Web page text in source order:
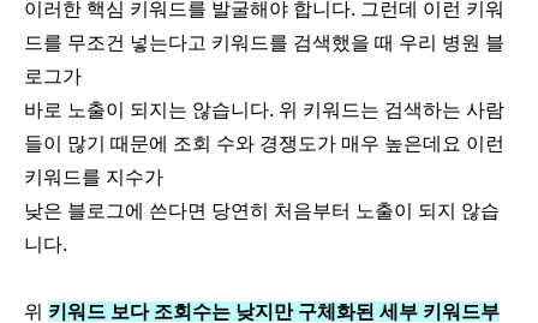
이러한 핵심 키워드를 발굴해야 합니다. 그런데 이런 키워
드를 무조건 넣는다고 키워드를 검색했을 때 우리 병원 블
로그가
바로 노출이 되지는 않습니다. 위 키워드는 검색하는 사람
들이 많기 때문에 조회 수와 경쟁도가 매우 높은데요 이런
키워드를 지수가
낮은 블로그에 쓴다면 당연히 처음부터 노출이 되지 않습
니다.
위 키워드 보다 조회수는 낮지만 구체화된 세부 키워드부